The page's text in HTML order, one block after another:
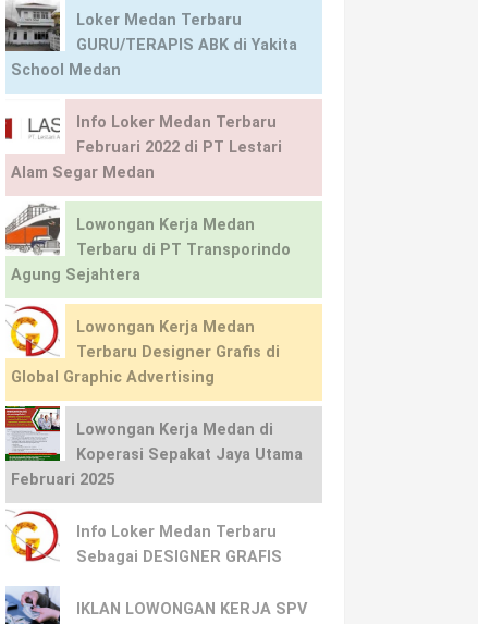
Loker Medan Terbaru
GURU/TERAPIS ABK di Yakita
School Medan
Info Loker Medan Terbaru
Februari 2022 di PT Lestari
Alam Segar Medan
Lowongan Kerja Medan
Terbaru di PT Transporindo
Agung Sejahtera
Lowongan Kerja Medan
Terbaru Designer Grafis di
Global Graphic Advertising
Lowongan Kerja Medan di
Koperasi Sepakat Jaya Utama
Februari 2025
Info Loker Medan Terbaru
Sebagai DESIGNER GRAFIS
IKLAN LOWONGAN KERJA SPV